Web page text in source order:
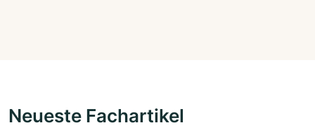
Neueste Fachartikel